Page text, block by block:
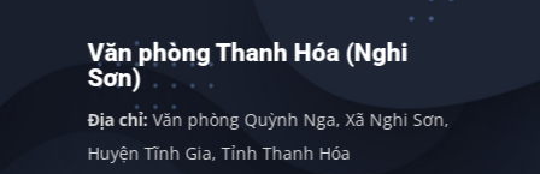
Văn phòng Thanh Hóa (Nghi
Sơn)
Địa chỉ: Văn phòng Quỳnh Nga, Xã Nghi Sơn,
Huyện Tĩnh Gia, Tỉnh Thanh Hóa